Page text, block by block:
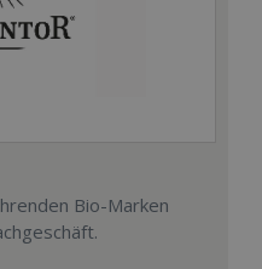
Bio-Marken